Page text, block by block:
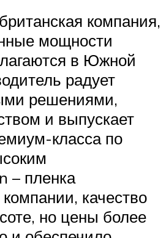
компания,
мощности
в Южной
радует
решениями,
и выпускает
класса по
– пленка
качество
но цены более